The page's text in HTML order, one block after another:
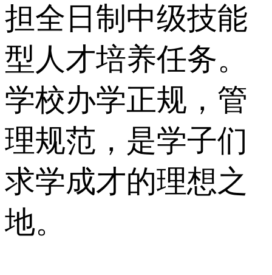
担全日制中级技能
型人才培养任务。
学校办学正规，管
理规范，是学子们
求学成才的理想之
地。